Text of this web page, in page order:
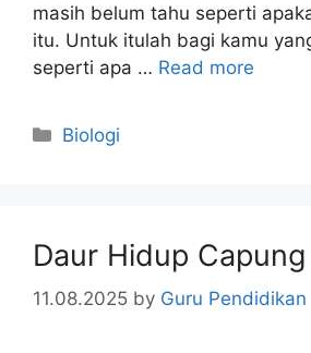
masih belum tahu seperti
itu. Untuk itulah bagi kamu
seperti apa … Read more
Categories
Biologi
Daur Hidup Capung
11.08.2025 by Guru Pendidikan